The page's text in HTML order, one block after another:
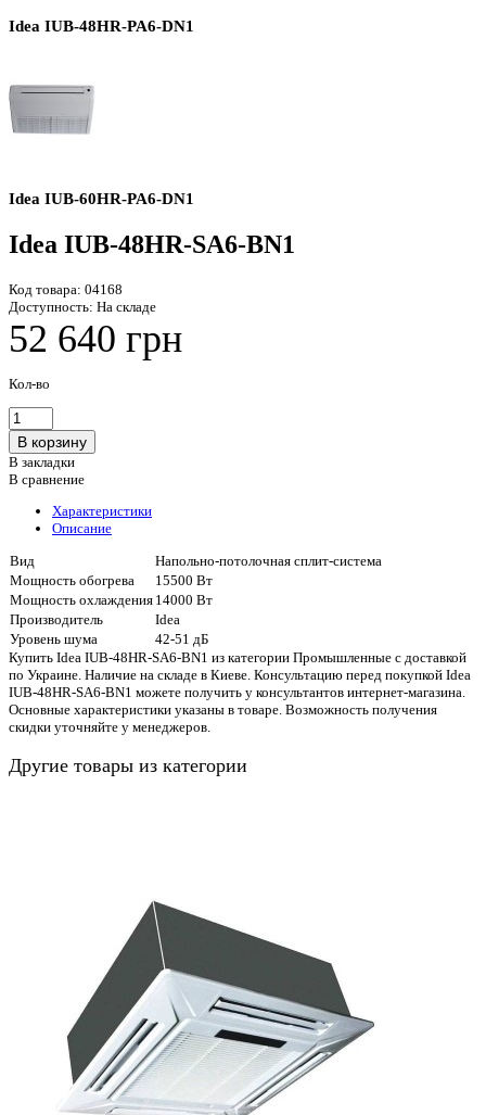
Idea IUB-48HR-PA6-DN1
Idea IUB-60HR-PA6-DN1
Idea IUB-48HR-SA6-BN1
Код товара: 04168
Доступность: На складе
52 640 грн
Кол-во
В закладки
В сравнение
Характеристики
Описание
Вид
Напольно-потолочная сплит-система
Мощность обогрева
15500 Вт
Мощность охлаждения 14000 Вт
Производитель
Idea
Уровень шума
42-51 дБ
Купить Idea IUB-48HR-SA6-BN1 из категории Промышленные с доставкой
по Украине. Наличие на складе в Киеве. Консультацию перед покупкой Idea
IUB-48HR-SA6-BN1 можете получить у консультантов интернет-магазина.
Основные характеристики указаны в товаре. Возможность получения
скидки уточняйте у менеджеров.
Другие товары из категории